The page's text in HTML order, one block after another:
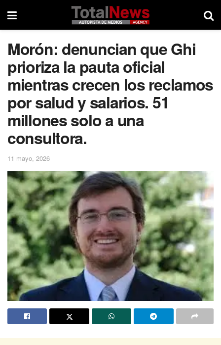
Morón: denuncian que Ghi
prioriza la pauta oficial
mientras crecen los reclamos
por salud y salarios. 51
millones solo a una
consultora.
11 mayo, 2026